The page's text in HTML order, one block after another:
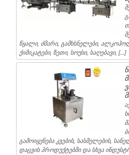
წყალი, ძმარი, გამხსნელები,
ქიმიკატები, ზეთი, სოუსი, საღებავი, […]
გამოიყენება კვების, სასმელების,
დაცვის პროდუქტებში და სხვა